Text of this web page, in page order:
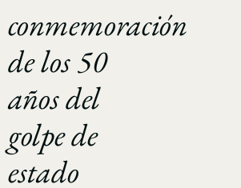
conmemoración
de los 50
años del
golpe de
estado